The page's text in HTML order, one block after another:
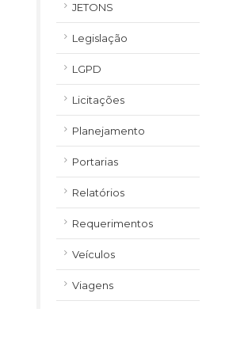
JETONS
Legislação
LGPD
Licitações
Planejamento
Portarias
Relatórios
Requerimentos
Veículos
Viagens